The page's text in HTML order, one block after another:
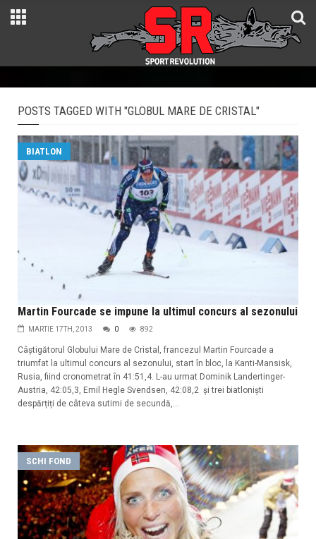
POSTS TAGGED WITH "GLOBUL MARE DE CRISTAL"
BIATLON
Martin Fourcade se impune la ultimul concurs al sezonului
MARTIE 17TH, 2013 0 892
Câștigătorul Globului Mare de Cristal, francezul Martin Fourcade a
triumfat la ultimul concurs al sezonului, start în bloc, la Kanti-Mansisk,
Rusia, fiind cronometrat în 41:51,4. L-au urmat Dominik Landertinger-
Austria, 42:05,3, Emil Hegle Svendsen, 42:08,2 și trei biatloniști
despărțiți de câteva sutimi de secundă,...
SCHI FOND